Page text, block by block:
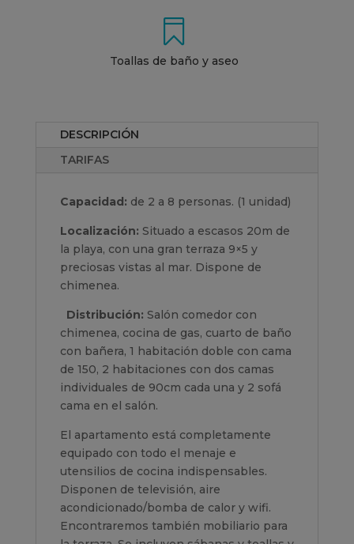

Toallas de baño y aseo
DESCRIPCIÓN
TARIFAS
Capacidad: de 2 a 8 personas. (1 unidad)
Localización: Situado a escasos 20m de
la playa, con una gran terraza 9×5 y
preciosas vistas al mar. Dispone de
chimenea.
Distribución: Salón comedor con
chimenea, cocina de gas, cuarto de baño
con bañera, 1 habitación doble con cama
de 150, 2 habitaciones con dos camas
individuales de 90cm cada una y 2 sofá
cama en el salón.
El apartamento está completamente
equipado con todo el menaje e
utensilios de cocina indispensables.
Disponen de televisión, aire
acondicionado/bomba de calor y wifi.
Encontraremos también mobiliario para